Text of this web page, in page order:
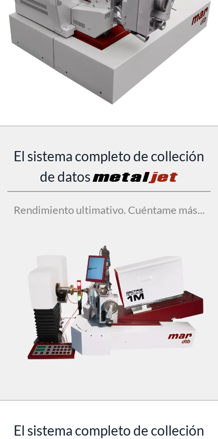
El sistema completo de colleción
de datosmetaljet
Rendimiento ultimativo. Cuéntame más...
El sistema completo de colleción